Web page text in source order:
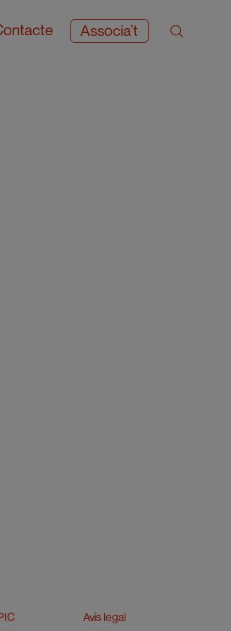
Associa’t
Avís legal